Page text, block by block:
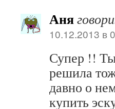
Аня
10.12.2013 в
Супер !!
решила
давно о
купить